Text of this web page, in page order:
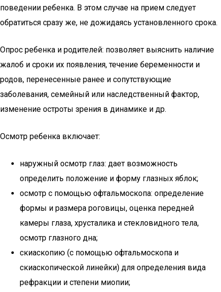
поведении ребенка. В этом случае на прием следует
обратиться сразу же, не дожидаясь установленного срока.
Опрос ребенка и родителей: позволяет выяснить наличие
жалоб и сроки их появления, течение беременности и
родов, перенесенные ранее и сопутствующие
заболевания, семейный или наследственный фактор,
изменение остроты зрения в динамике и др.
Осмотр ребенка включает:
наружный осмотр глаз: дает возможность
определить положение и форму глазных яблок;
осмотр с помощью офтальмоскопа: определение
формы и размера роговицы, оценка передней
камеры глаза, хрусталика и стекловидного тела,
осмотр глазного дна;
скиаскопию (с помощью офтальмоскопа и
скиаскопической линейки) для определения вида
рефракции и степени миопии;